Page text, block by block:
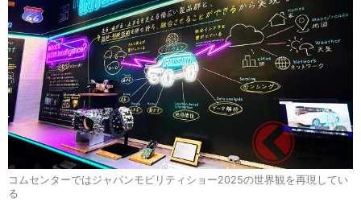
コムセンターではジャパンモビリティショー2025の世界観を再現してい
る